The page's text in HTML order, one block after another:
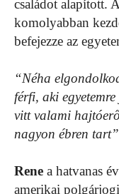
családot alapított.
komolyabban
befejezze az
“Néha
férfi, aki
vitt valami
nagyon ébren
Rene a hatvanas
amerikai